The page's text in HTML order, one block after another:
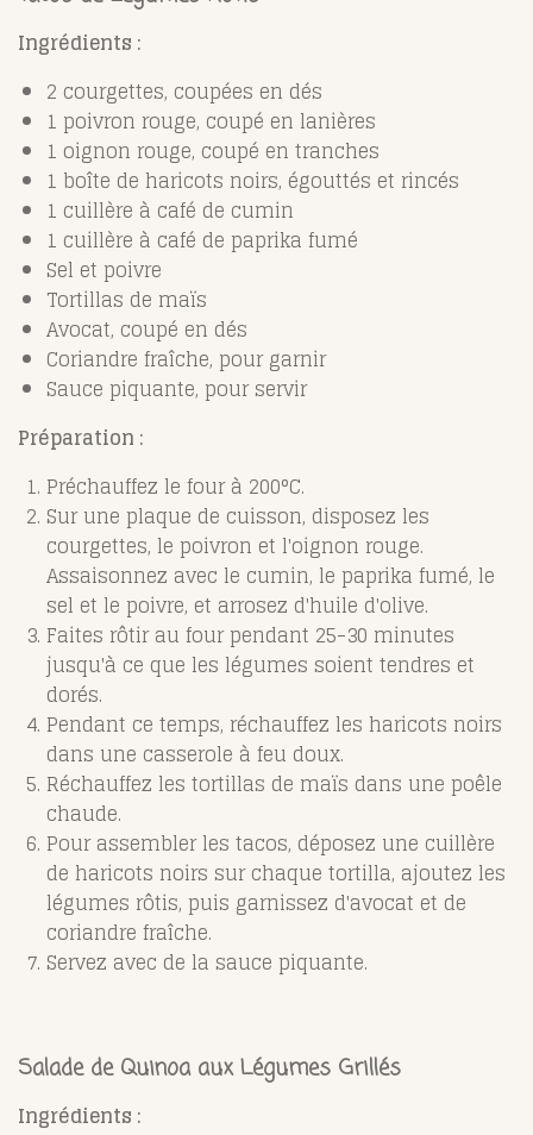
Ingrédients :
2 courgettes, coupées en dés
1 poivron rouge, coupé en lanières
1 oignon rouge, coupé en tranches
1 boîte de haricots noirs, égouttés et rincés
1 cuillère à café de cumin
1 cuillère à café de paprika fumé
Sel et poivre
Tortillas de maïs
Avocat, coupé en dés
Coriandre fraîche, pour garnir
Sauce piquante, pour servir
Préparation :
Préchauffez le four à 200°C.
Sur une plaque de cuisson, disposez les
courgettes, le poivron et l'oignon rouge.
Assaisonnez avec le cumin, le paprika fumé, le
sel et le poivre, et arrosez d'huile d'olive.
Faites rôtir au four pendant 25-30 minutes
jusqu'à ce que les légumes soient tendres et
dorés.
Pendant ce temps, réchauffez les haricots noirs
dans une casserole à feu doux.
Réchauffez les tortillas de maïs dans une poêle
chaude.
Pour assembler les tacos, déposez une cuillère
de haricots noirs sur chaque tortilla, ajoutez les
légumes rôtis, puis garnissez d'avocat et de
coriandre fraîche.
Servez avec de la sauce piquante.
Salade de Quinoa aux Légumes Grillés
Ingrédients :